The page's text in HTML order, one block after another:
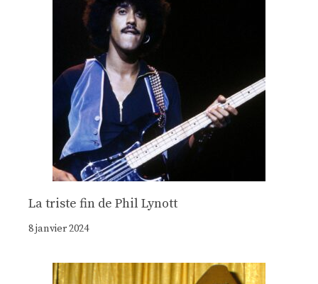
La triste fin de Phil Lynott
8 janvier 2024